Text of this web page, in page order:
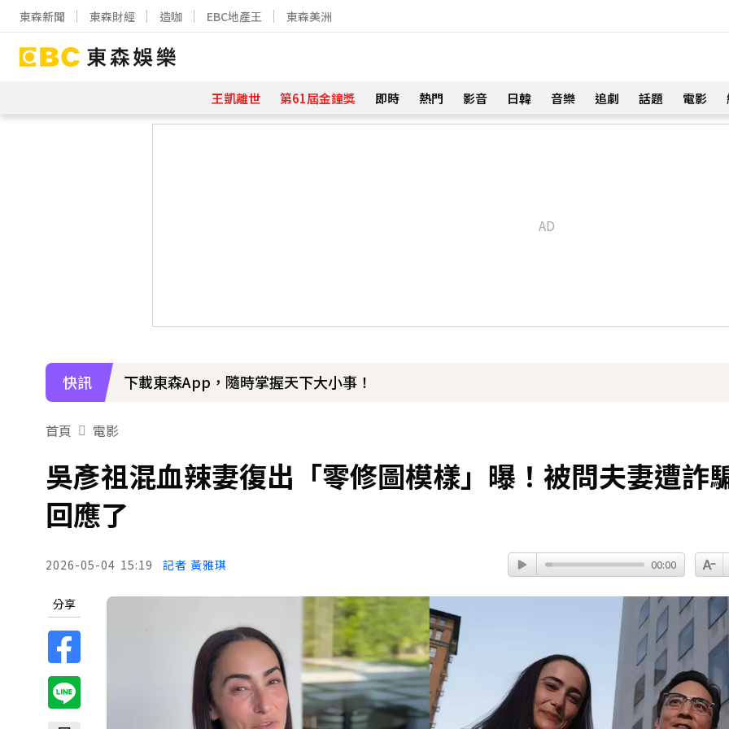
東森新聞 東森財經 造咖 EBC地產王 東森美洲
王凱離世 第61屆金鐘獎 即時 熱門 影音 日韓 音樂 追劇 話題 電影
快訊 下載東森App，隨時掌握天下大小事！
首頁 電影
吳彥祖混血辣妻復出「零修圖模樣」曝！被問夫妻遭詐
回應了
2026-05-04 15:19 記者 黃雅琪 00:00
分享